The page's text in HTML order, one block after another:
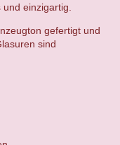
einzigartig.
gefertigt und
sind